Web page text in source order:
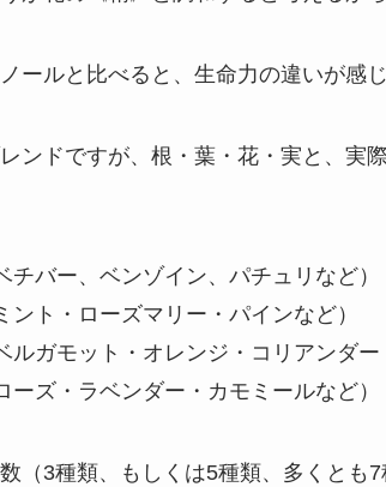
ールと比べると、生命力の違いが感
ンドですが、根・葉・花・実と、実
チバー、ベンゾイン、パチュリなど）
ント・ローズマリー・パインなど）
ルガモット・オレンジ・コリアンダー
ーズ・ラベンダー・カモミールなど）
（3種類、もしくは5種類、多くとも